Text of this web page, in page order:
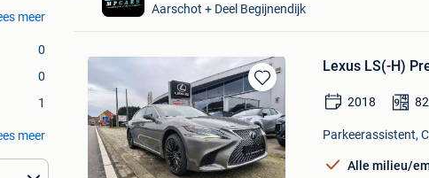
meer
0
0
1
meer
Aarschot + Deel Begijnendijk
Bewaren
in
Mijn
Favorieten
Lexus LS(-H)
2018
Parkeerassistent,
Alle milieu/